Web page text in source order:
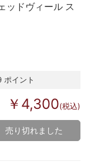
ッドヴィール ス
ポイント
￥4,300(税込)
売り切れました